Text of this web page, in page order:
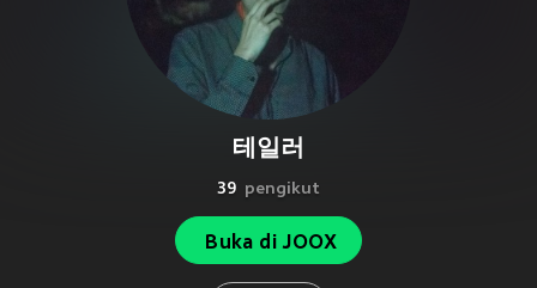
테일러
39 pengikut
Buka di JOOX